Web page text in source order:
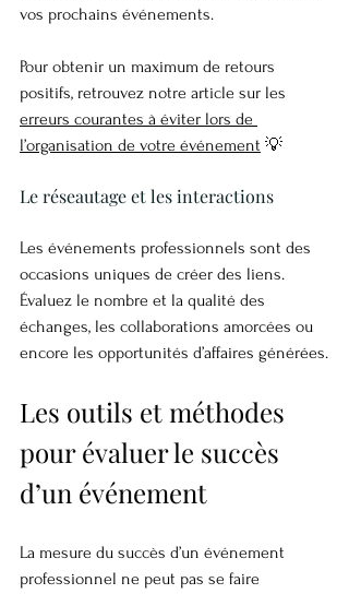
vos prochains événements.
Pour obtenir un maximum de retours
positifs, retrouvez notre article sur les
erreurs courantes à éviter lors de
l’organisation de votre événement 💡
Le réseautage et les interactions
Les événements professionnels sont des
occasions uniques de créer des liens.
Évaluez le nombre et la qualité des
échanges, les collaborations amorcées ou
encore les opportunités d’affaires générées.
Les outils et méthodes
pour évaluer le succès
d’un événement
La mesure du succès d’un événement
professionnel ne peut pas se faire